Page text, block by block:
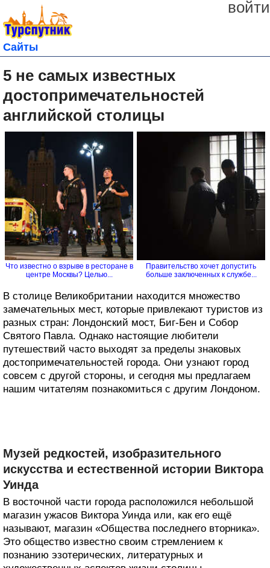
войти
Сайты
5 не самых известных
достопримечательностей
английской столицы
Что известно о взрыве в ресторане в
центре Москвы? Целью...
Правительство хочет допустить
больше заключенных к службе...
В столице Великобритании находится множество
замечательных мест, которые привлекают туристов из
разных стран: Лондонский мост, Биг-Бен и Собор
Святого Павла. Однако настоящие любители
путешествий часто выходят за пределы знаковых
достопримечательностей города. Они узнают город
совсем с другой стороны, и сегодня мы предлагаем
нашим читателям познакомиться с другим Лондоном.
Музей редкостей, изобразительного
искусства и естественной истории Виктора
Уинда
В восточной части города расположился небольшой
магазин ужасов Виктора Уинда или, как его ещё
называют, магазин «Общества последнего вторника».
Это общество известно своим стремлением к
познанию эзотерических, литературных и